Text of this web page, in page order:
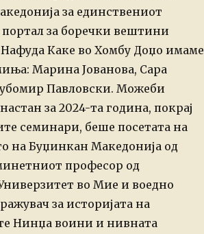
за единствениот
за боречки вештини
Каке во Хомбу Доџо имаме
Марина Јованова, Сара
Павловски. Можеби
за 2024-та година, покрај
семинари, беше посетата на
на Буџинкан Македонија од
професор од
во Мие и воедно
за историјата на
Нинџа воини и нивната